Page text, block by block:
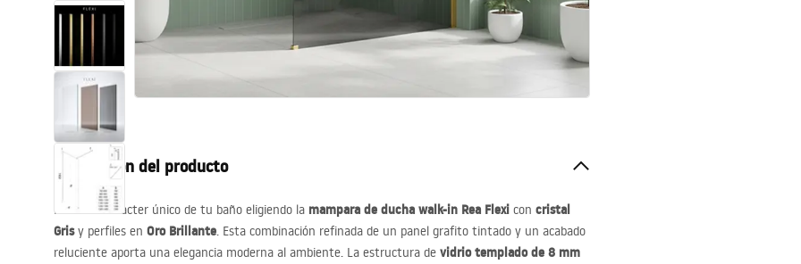
Cocina
Accesorios de baño
Descripción del producto
Realza el carácter único de tu baño eligiendo la mampara de ducha walk-in Rea Flexi con cristal
Grisy perfiles en Oro Brillante. Esta combinación refinada de un panel grafito tintado y un acabado
reluciente aporta una elegancia moderna al ambiente. La estructura de vidrio templado de 8 mm